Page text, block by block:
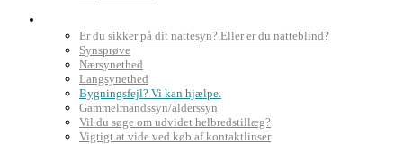
Er du sikker på dit nattesyn? Eller er du natteblind?
Synsprøve
Nærsynethed
Langsynethed
Bygningsfejl? Vi kan hjælpe.
Gammelmandssyn/alderssyn
Vil du søge om udvidet helbredstillæg?
Vigtigt at vide ved køb af kontaktlinser